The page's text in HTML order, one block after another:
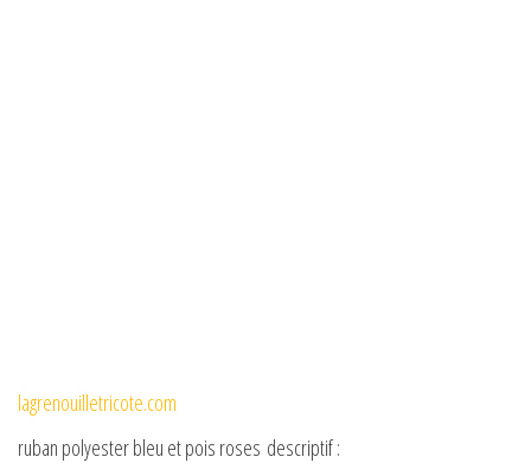
lagrenouilletricote.com
ruban polyester bleu et pois roses descriptif :